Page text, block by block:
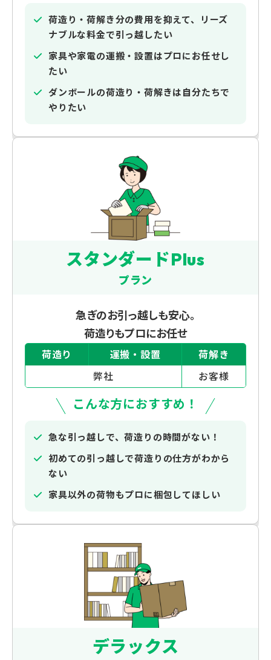
荷造り・荷解き分の費用を抑えて、リーズ
ナブルな料金で引っ越したい
家具や家電の運搬・設置はプロにお任せし
たい
ダンボールの荷造り・荷解きは自分たちで
やりたい
スタンダードPlus
プラン
急ぎのお引っ越しも安心。
荷造りもプロにお任せ
荷造り 運搬・設置
荷解き
弊社
お客様
こんな方におすすめ！
急な引っ越しで、荷造りの時間がない！
初めての引っ越しで荷造りの仕方がわから
ない
家具以外の荷物もプロに梱包してほしい
デラックス